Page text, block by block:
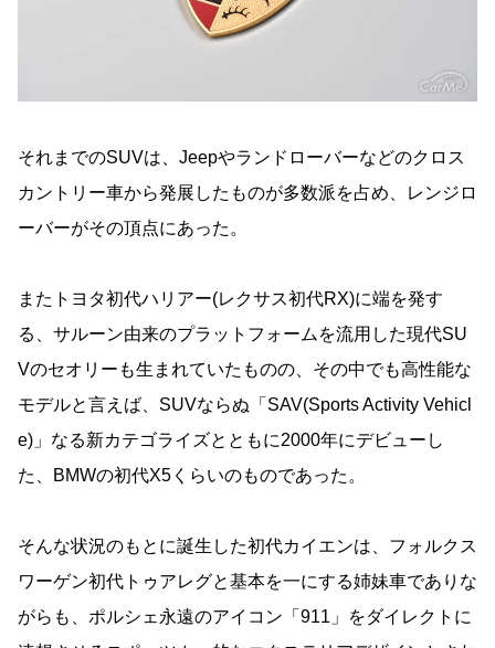
それまでのSUVは、Jeepやランドローバーなどのクロス
カントリー車から発展したものが多数派を占め、レンジロ
ーバーがその頂点にあった。
またトヨタ初代ハリアー(レクサス初代RX)に端を発す
る、サルーン由来のプラットフォームを流用した現代SU
Vのセオリーも生まれていたものの、その中でも高性能な
モデルと言えば、SUVならぬ「SAV(Sports Activity Vehicl
e)」なる新カテゴライズとともに2000年にデビューし
た、BMWの初代X5くらいのものであった。
そんな状況のもとに誕生した初代カイエンは、フォルクス
ワーゲン初代トゥアレグと基本を一にする姉妹車でありな
がらも、ポルシェ永遠のアイコン「911」をダイレクトに